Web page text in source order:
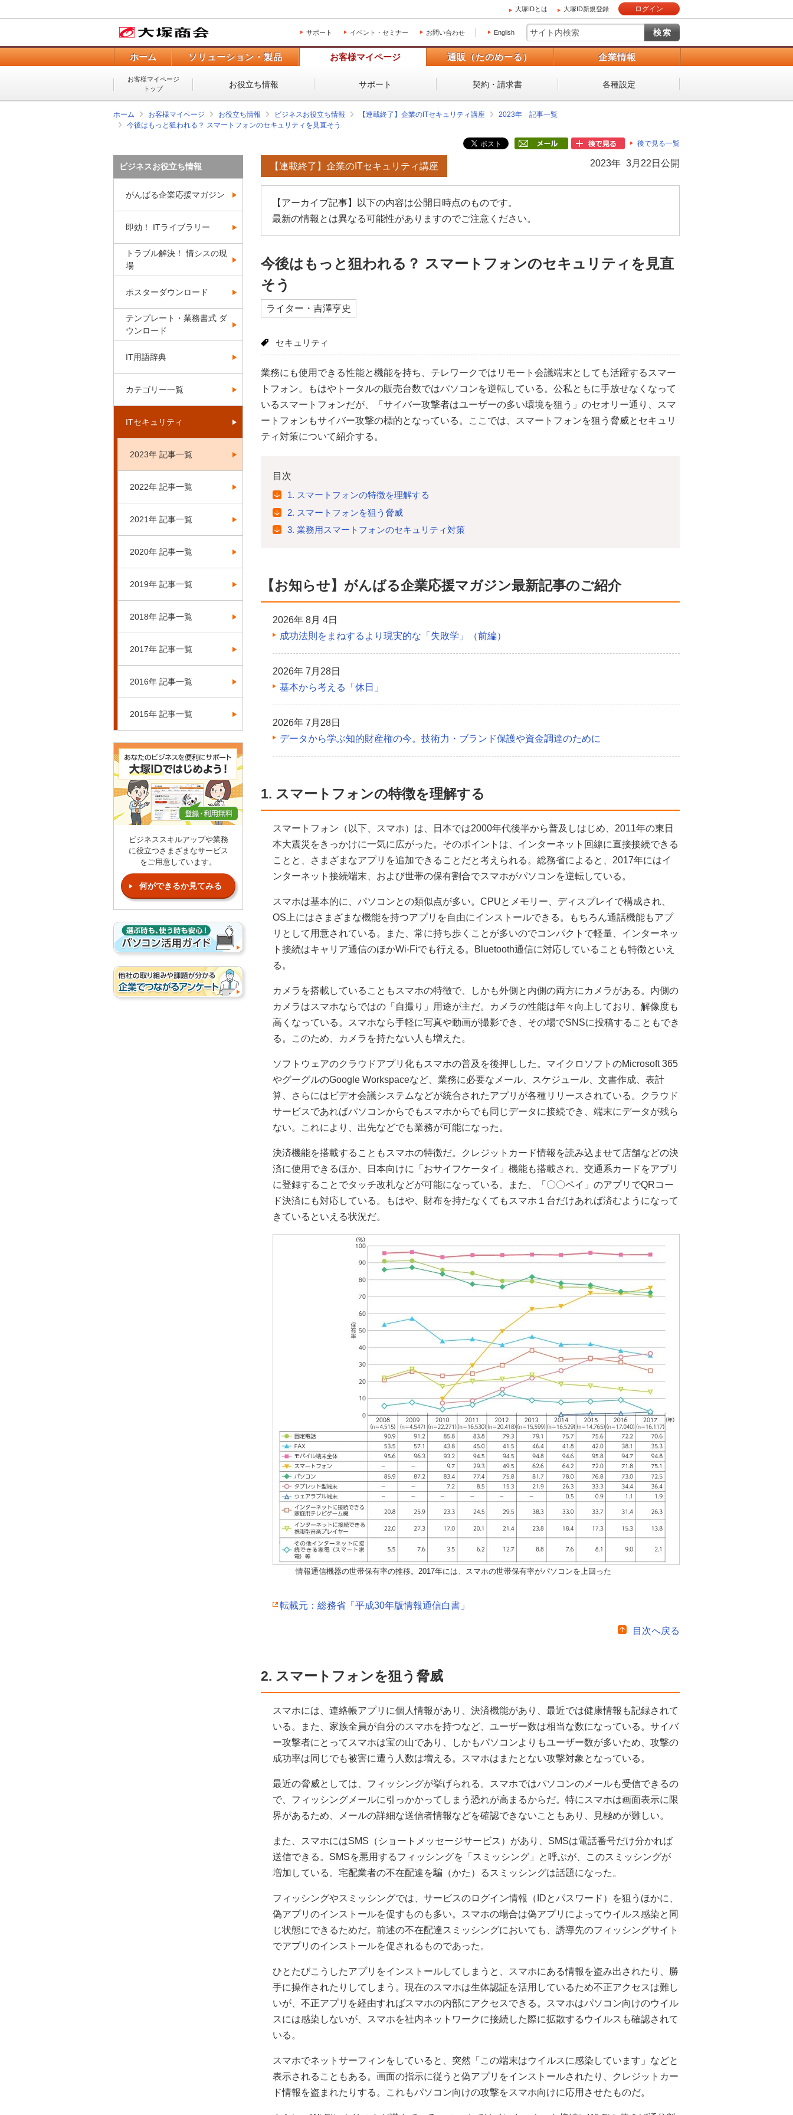
大塚IDとは 大塚ID新規登録 ログイン
サポート イベント・セミナー お問い合わせ English
ホーム ソリューション・製品 お客様マイページ 通販（たのめーる） 企業情報
お客様マイページ
トップ
お役立ち情報 サポート 契約・請求書 各種設定
ホーム お客様マイページ お役立ち情報 ビジネスお役立ち情報 【連載終了】企業のITセキュリティ講座
2023年 記事一覧
今後はもっと狙われる？ スマートフォンのセキュリティを見直そう
後で見る一覧
2023年 3月22日公開
【連載終了】企業のITセキュリティ講座
【アーカイブ記事】以下の内容は公開日時点のものです。
最新の情報とは異なる可能性がありますのでご注意ください。
今後はもっと狙われる？ スマートフォンのセキュリティを見直
そう
ライター・吉澤亨史
セキュリティ
業務にも使用できる性能と機能を持ち、テレワークではリモート会議端末としても活躍するスマー
トフォン。もはやトータルの販売台数ではパソコンを逆転している。公私ともに手放せなくなって
いるスマートフォンだが、「サイバー攻撃者はユーザーの多い環境を狙う」のセオリー通り、スマ
ートフォンもサイバー攻撃の標的となっている。ここでは、スマートフォンを狙う脅威とセキュリ
ティ対策について紹介する。
目次
1. スマートフォンの特徴を理解する
2. スマートフォンを狙う脅威
3. 業務用スマートフォンのセキュリティ対策
【お知らせ】がんばる企業応援マガジン最新記事のご紹介
2026年 8月 4日
成功法則をまねするより現実的な「失敗学」（前編）
2026年 7月28日
基本から考える「休日」
2026年 7月28日
データから学ぶ知的財産権の今。技術力・ブランド保護や資金調達のために
1. スマートフォンの特徴を理解する
スマートフォン（以下、スマホ）は、日本では2000年代後半から普及しはじめ、2011年の東日
本大震災をきっかけに一気に広がった。そのポイントは、インターネット回線に直接接続できる
ことと、さまざまなアプリを追加できることだと考えられる。総務省によると、2017年にはイ
ンターネット接続端末、および世帯の保有割合でスマホがパソコンを逆転している。
スマホは基本的に、パソコンとの類似点が多い。CPUとメモリー、ディスプレイで構成され、
OS上にはさまざまな機能を持つアプリを自由にインストールできる。もちろん通話機能もアプ
リとして用意されている。また、常に持ち歩くことが多いのでコンパクトで軽量、インターネッ
ト接続はキャリア通信のほかWi-Fiでも行える。Bluetooth通信に対応していることも特徴といえ
る。
カメラを搭載していることもスマホの特徴で、しかも外側と内側の両方にカメラがある。内側の
カメラはスマホならではの「自撮り」用途が主だ。カメラの性能は年々向上しており、解像度も
高くなっている。スマホなら手軽に写真や動画が撮影でき、その場でSNSに投稿することもでき
る。このため、カメラを持たない人も増えた。
ソフトウェアのクラウドアプリ化もスマホの普及を後押しした。マイクロソフトのMicrosoft 365
やグーグルのGoogle Workspaceなど、業務に必要なメール、スケジュール、文書作成、表計
算、さらにはビデオ会議システムなどが統合されたアプリが各種リリースされている。クラウド
サービスであればパソコンからでもスマホからでも同じデータに接続でき、端末にデータが残ら
ない。これにより、出先などでも業務が可能になった。
決済機能を搭載することもスマホの特徴だ。クレジットカード情報を読み込ませて店舗などの決
済に使用できるほか、日本向けに「おサイフケータイ」機能も搭載され、交通系カードをアプリ
に登録することでタッチ改札などが可能になっている。また、「〇〇ペイ」のアプリでQRコー
ド決済にも対応している。もはや、財布を持たなくてもスマホ１台だけあれば済むようになって
きているといえる状況だ。
情報通信機器の世帯保有率の推移。2017年には、スマホの世帯保有率がパソコンを上回った
転載元：総務省「平成30年版情報通信白書」
目次へ戻る
2. スマートフォンを狙う脅威
スマホには、連絡帳アプリに個人情報があり、決済機能があり、最近では健康情報も記録されて
いる。また、家族全員が自分のスマホを持つなど、ユーザー数は相当な数になっている。サイバ
ー攻撃者にとってスマホは宝の山であり、しかもパソコンよりもユーザー数が多いため、攻撃の
成功率は同じでも被害に遭う人数は増える。スマホはまたとない攻撃対象となっている。
最近の脅威としては、フィッシングが挙げられる。スマホではパソコンのメールも受信できるの
で、フィッシングメールに引っかかってしまう恐れが高まるからだ。特にスマホは画面表示に限
界があるため、メールの詳細な送信者情報などを確認できないこともあり、見極めが難しい。
また、スマホにはSMS（ショートメッセージサービス）があり、SMSは電話番号だけ分かれば
送信できる。SMSを悪用するフィッシングを「スミッシング」と呼ぶが、このスミッシングが
増加している。宅配業者の不在配達を騙（かた）るスミッシングは話題になった。
フィッシングやスミッシングでは、サービスのログイン情報（IDとパスワード）を狙うほかに、
偽アプリのインストールを促すものも多い。スマホの場合は偽アプリによってウイルス感染と同
じ状態にできるためだ。前述の不在配達スミッシングにおいても、誘導先のフィッシングサイト
でアプリのインストールを促されるものであった。
ひとたびこうしたアプリをインストールしてしまうと、スマホにある情報を盗み出されたり、勝
手に操作されたりしてしまう。現在のスマホは生体認証を活用しているため不正アクセスは難し
いが、不正アプリを経由すればスマホの内部にアクセスできる。スマホはパソコン向けのウイル
スには感染しないが、スマホを社内ネットワークに接続した際に拡散するウイルスも確認されて
いる。
スマホでネットサーフィンをしていると、突然「この端末はウイルスに感染しています」などと
表示されることもある。画面の指示に従うと偽アプリをインストールされたり、クレジットカー
ド情報を盗まれたりする。これもパソコン向けの攻撃をスマホ向けに応用させたものだ。
ビジネスお役立ち情報
がんばる企業応援マガジン
即効！ ITライブラリー
トラブル解決！ 情シスの現
場
ポスターダウンロード
テンプレート・業務書式 ダ
ウンロード
IT用語辞典
カテゴリー一覧
ITセキュリティ
2023年 記事一覧
2022年 記事一覧
2021年 記事一覧
2020年 記事一覧
2019年 記事一覧
2018年 記事一覧
2017年 記事一覧
2016年 記事一覧
2015年 記事一覧
ビジネススキルアップや業務
に役立つさまざまなサービス
をご用意しています。
何ができるか見てみる